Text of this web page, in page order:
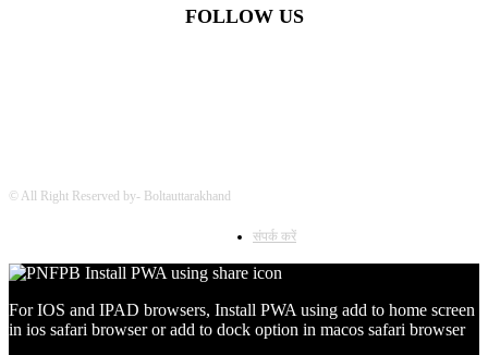
FOLLOW US
© All Right Reserved by- Boltauttarakhand
संपर्क करें
For IOS and IPAD browsers, Install PWA using add to home screen
in ios safari browser or add to dock option in macos safari browser